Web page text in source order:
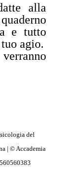
alla
e tutto
agio.
del
| © Accademia